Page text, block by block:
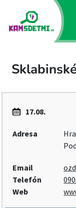
17.08.
Adresa
Email
Telefón
Web